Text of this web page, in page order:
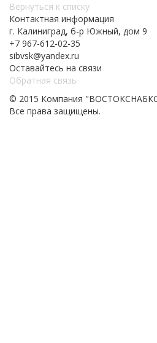
Вернуться к списку
Контактная информация
г. Калиниград, б-р Южный, дом 9
+7 967-612-02-35
sibvsk@yandex.ru
Оставайтесь на связи
Обратная связь
© 2015 Компания
Все права защищены.